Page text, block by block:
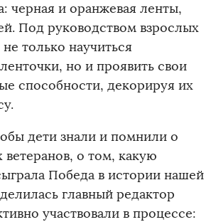
черная и оранжевая ленты,
Под руководством взрослых
только научиться
ленточки, но и проявить свои
способности, декорируя их
дети знали и помнили о
ветеранов, о том, какую
Победа в истории нашей
главный редактор
участвовали в процессе: